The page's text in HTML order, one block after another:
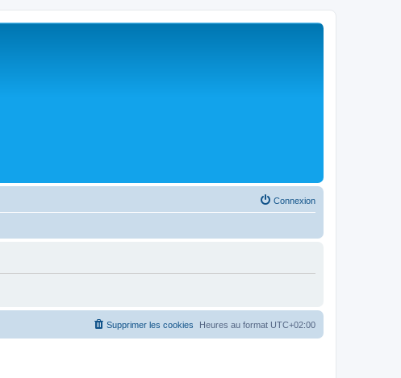
Connexion
Heures au format UTC+02:00
Supprimer les cookies